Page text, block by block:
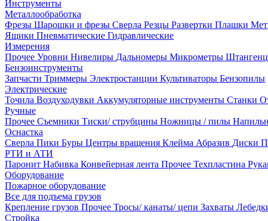
Инструменты
Металлообработка
Фрезы Шарошки и фрезы Сверла Резцы Развертки Плашки
Ящики Пневматические Гидравлические
Измерения
Прочее Уровни Нивелиры Дальномеры Микрометры
Бензоинструменты
Запчасти Триммеры Электростанции Культиваторы Бензопилы
Электрические
Точила Воздуходувки Аккумуляторные инструменты Станки
Ручные
Прочее Съемники Тиски/ струбцины Ножницы / пилы
Оснастка
Сверла Пики Буры Центры вращения Клейма Абразив Диски
РТИ и АТИ
Паронит Набивка Конвейерная лента Прочее Техпластина
Оборудование
Пожарное оборудование
Все для подъема грузов
Крепление грузов Прочее Тросы/ канаты/ цепи Захваты
Стройка